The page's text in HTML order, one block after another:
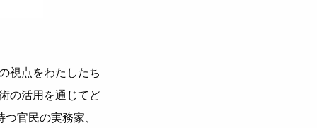
視点をわたしたち
の活⽤を通じてど
官⺠の実務家、